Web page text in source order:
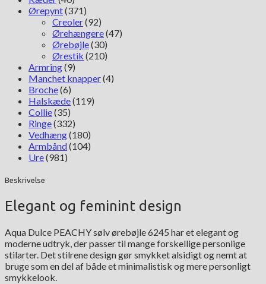
Ørepynt(371)
Creoler(92)
Ørehængere(47)
Ørebøjle(30)
Ørestik (210)
Armring(9)
Manchet knapper(4)
Broche(6)
Halskæde(119)
Collie(35)
Ringe(332)
Vedhæng(180)
Armbånd(104)
Ure(981)
Beskrivelse
Elegant og feminint design
Aqua Dulce PEACHY sølv ørebøjle 6245 har et elegant og
moderne udtryk, der passer til mange forskellige personlige
stilarter. Det stilrene design gør smykket alsidigt og nemt at
bruge som en del af både et minimalistisk og mere personligt
smykkelook.